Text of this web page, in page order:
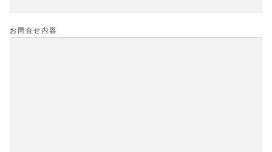
お問合せ内容